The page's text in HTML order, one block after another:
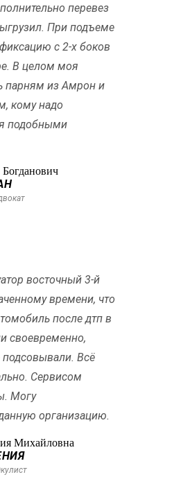
перевез
При подъеме
с 2-х боков
В целом моя
парням из Амрон и
кому надо
подобными
восточный 3-й
времени, что
после дтп в
своевременно,
подсовывали. Всё
Сервисом
Могу
организацию.